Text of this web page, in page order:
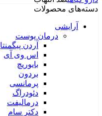
دسته‌های محصولات
آرایشی
درمان پوست
آردن پیگمنتا
اس وی آی
بایوریچ
بردون
پرمانسی
دئودراگ
درمالیفت
دکتر سام